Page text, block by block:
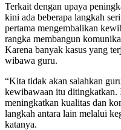
Terkait dengan upaya
kini ada beberapa langkah
pertama mengembalikan
rangka membangun
Karena banyak kasus yang
wibawa guru.
“Kita tidak akan salahkan
kewibawaan itu ditingkatkan.
meningkatkan kualitas dan
langkah antara lain melalui
katanya.